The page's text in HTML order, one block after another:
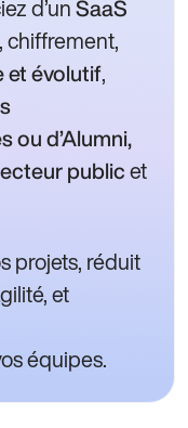
d’un SaaS
chiffrement,
et évolutif,
ou d’Alumni,
public et
projets, réduit
et
équipes.